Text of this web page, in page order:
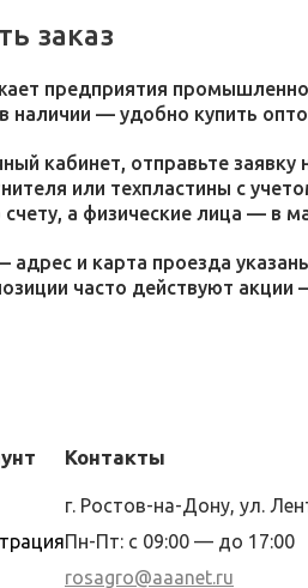
заказ
предприятия
наличии — удобно купить
кабинет, отправьте
или техпластины с
а физические лица — в
и карта проезда
часто действуют
Контакты
г. Ростов-на-Дону, ул.
Пн-Пт: с 09:00 — до 17:00
rosagro@aaanet.ru